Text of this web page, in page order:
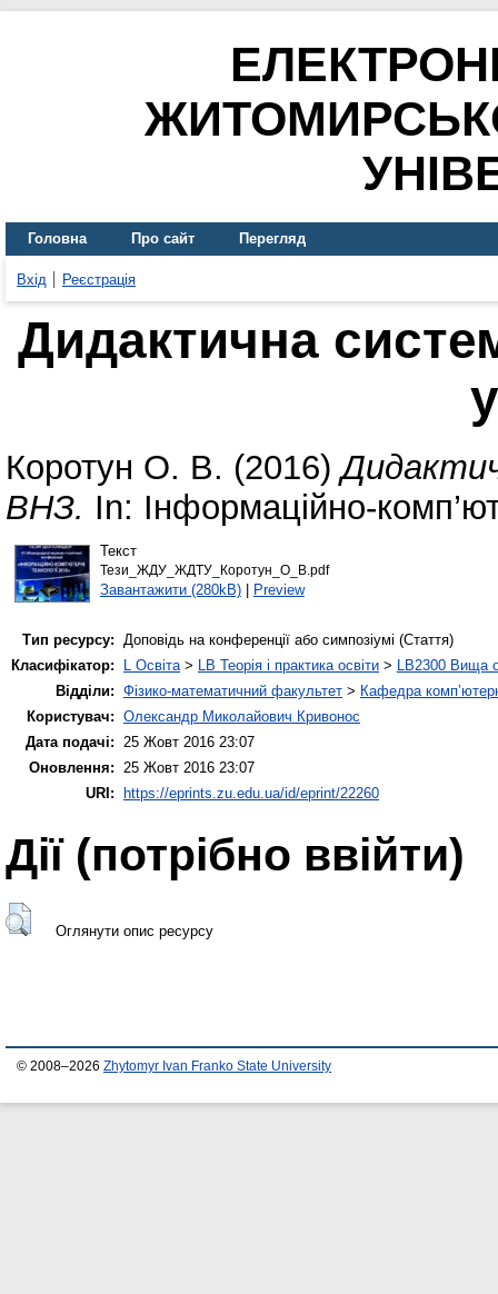
Головна Про сайт Перегляд
Вхід Реєстрація
Дидактична
Коротун О. В. (2016)
ВНЗ. In: Інформаційно-
Текст
Тези_ЖДУ_ЖДТУ_Коротун_О_В.pdf
Завантажити (280kB)| Preview
Тип ресурсу: Доповідь на конференції або симпозіумі (Стаття)
Класифікатор:
L Освіта> LB Теорія і практика освіти > LB2300 Вища
Відділи: Фізико-математичний факультет > Кафедра
Користувач: Олександр Миколайович Кривонос
Дата подачі: 25 Жовт 2016 23:07
Оновлення: 25 Жовт 2016 23:07
URI:
https://eprints.zu.edu.ua/id/eprint/22260
Дії ​​(потрібно ввійти)
Оглянути опис ресурсу
© 2008–2026 Zhytomyr Ivan Franko State University